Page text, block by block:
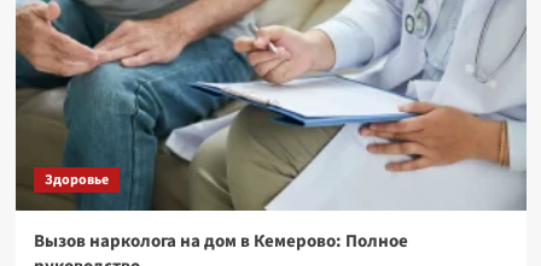
Здоровье
Вызов нарколога на дом в Кемерово: Полное